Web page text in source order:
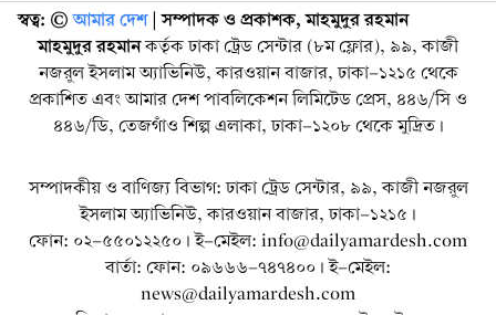
স্বত্ব: ©️ আমার দেশ| সম্পাদক ও প্রকাশক, মাহমুদুর রহমান
মাহমুদুর রহমানকর্তৃক ঢাকা ট্রেড সেন্টার (৮ম ফ্লোর), ৯৯, কাজী
নজরুল ইসলাম অ্যাভিনিউ, কারওয়ান বাজার, ঢাকা-১২১৫ থেকে
প্রকাশিত এবং আমার দেশ পাবলিকেশন লিমিটেড প্রেস, ৪৪৬/সি ও
৪৪৬/ডি, তেজগাঁও শিল্প এলাকা, ঢাকা-১২০৮ থেকে মুদ্রিত।
সম্পাদকীয় ও বাণিজ্য বিভাগ: ঢাকা ট্রেড সেন্টার, ৯৯, কাজী নজরুল
ইসলাম অ্যাভিনিউ, কারওয়ান বাজার, ঢাকা-১২১৫।
ফোন: ০২-৫৫০১২২৫০। ই-মেইল: info@dailyamardesh.com
বার্তা: ফোন: ০৯৬৬৬-৭৪৭৪০০। ই-মেইল:
news@dailyamardesh.com